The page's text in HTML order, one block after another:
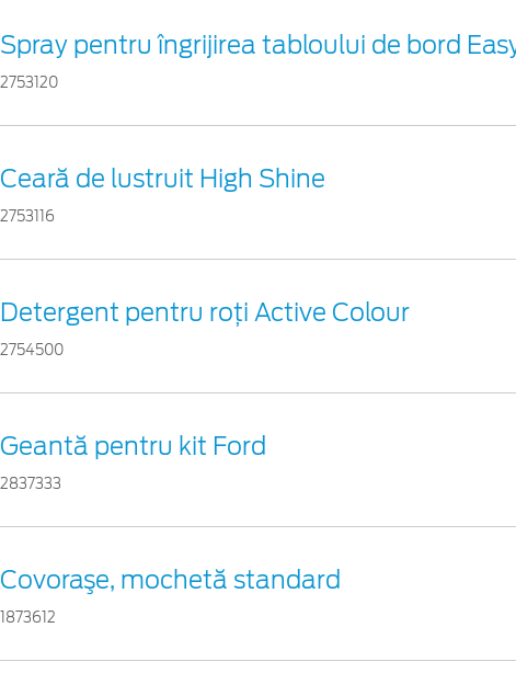
Spray pentru îngrijirea tabloului de bord
2753120
Ceară de lustruit High Shine
2753116
Detergent pentru roți Active Colour
2754500
Geantă pentru kit Ford
2837333
Covoraşe, mochetă standard
1873612